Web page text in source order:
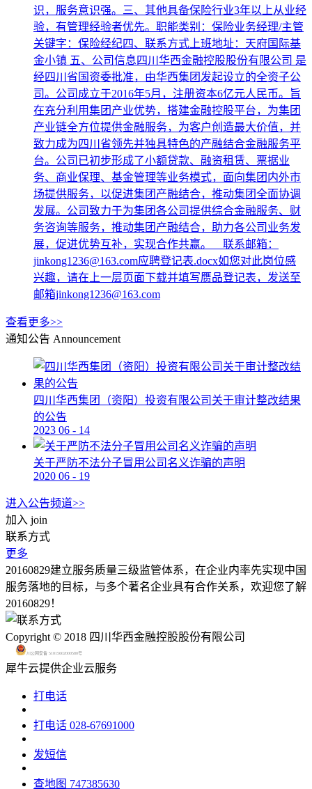
识，服务意识强。三、其他具备保险行业3年以上从业经
验，有管理经验者优先。职能类别：保险业务经理/主管
关键字：保险经纪四、联系方式上班地址：天府国际基
金小镇 五、公司信息四川华西金融控股股份有限公司 是
经四川省国资委批准，由华西集团发起设立的全资子公
司。公司成立于2016年5月，注册资本6亿元人民币。旨
在充分利用集团产业优势，搭建金融控股平台，为集团
产业链全方位提供金融服务，为客户创造最大价值，并
致力成为四川省领先并独具特色的产融结合金融服务平
台。公司已初步形成了小额贷款、融资租赁、票据业
务、商业保理、基金管理等业务模式，面向集团内外市
场提供服务，以促进集团产融结合，推动集团全面协调
发展。公司致力于为集团各公司提供综合金融服务、财
务咨询等服务，推动集团产融结合，助力各公司业务发
展，促进优势互补，实现合作共赢。 联系邮箱：
jinkong1236@163.com应聘登记表.docx如您对此岗位感
兴趣，请在上一层页面下载并填写赝品登记表，发送至
邮箱jinkong1236@163.com
查看更多>>
通知公告 Announcement
四川华西集团（资阳）投资有限公司关于审计整改结果
的公告
2023 06 - 14
关于严防不法分子冒用公司名义诈骗的声明
2020 06 - 19
进入公告频道>>
加入 join
联系方式
更多
20160829建立服务质量三级监管体系，在企业内率先实现中国
服务落地的目标，与多个著名企业具有合作关系，欢迎您了解
20160829！
Copyright © 2018 四川华西金融控股股份有限公司
川公网安备 51015602000580号
犀牛云提供企业云服务
打电话
打电话 028-67691000
发短信
查地图 747385630